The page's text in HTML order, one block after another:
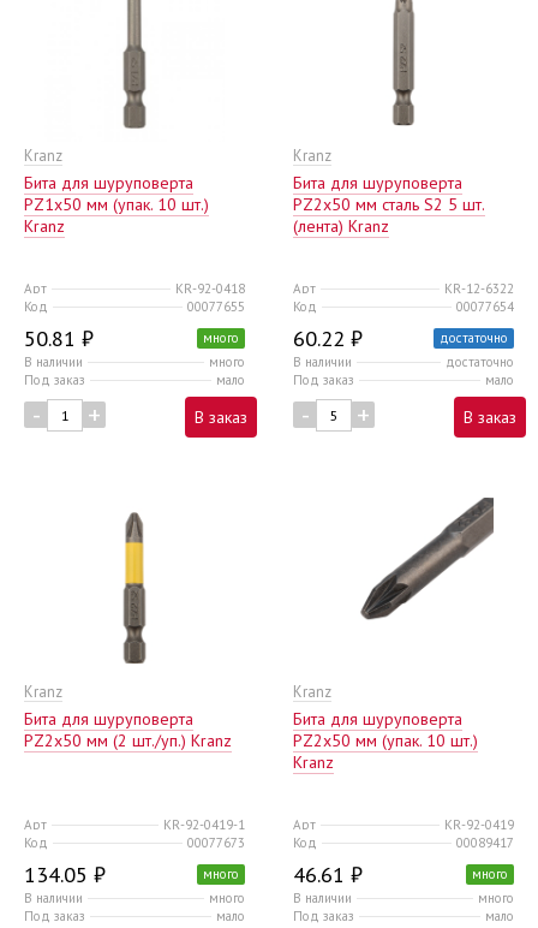
Kranz
Бита для шуруповерта
PZ1х50 мм (упак. 10 шт.)
Kranz
Арт
KR-92-0418
Код
00077655
50.81 ₽
много
В наличии
много
Под заказ
мало
- + В заказ
Kranz
Бита для шуруповерта
PZ2x50 мм сталь S2 5 шт.
(лента) Kranz
Арт
KR-12-6322
Код
00077654
60.22 ₽
достаточно
В наличии
достаточно
Под заказ
мало
- + В заказ
Kranz
Бита для шуруповерта
PZ2х50 мм (2 шт./уп.) Kranz
Арт
KR-92-0419-1
Код
00077673
134.05 ₽
много
В наличии
много
Под заказ
мало
Kranz
Бита для шуруповерта
PZ2х50 мм (упак. 10 шт.)
Kranz
Арт
KR-92-0419
Код
00089417
46.61 ₽
много
В наличии
много
Под заказ
мало